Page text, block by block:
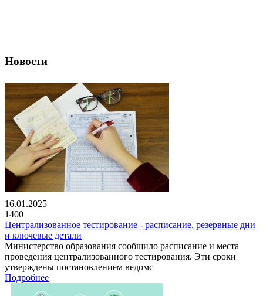
Новости
16.01.2025
1400
Централизованное тестирование - расписание, резервные дни
и ключевые детали
Министерство образования сообщило расписание и места
проведения централизованного тестирования. Эти сроки
утверждены постановлением ведомс
Подробнее